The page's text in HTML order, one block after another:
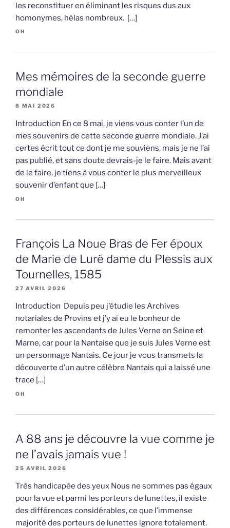
les reconstituer en éliminant les risques dus aux
homonymes, hélas nombreux. […]
OH
Mes mémoires de la seconde guerre
mondiale
8 MAI 2026
Introduction En ce 8 mai, je viens vous conter l’un de
mes souvenirs de cette seconde guerre mondiale. J’ai
certes écrit tout ce dont je me souviens, mais je ne l’ai
pas publié, et sans doute devrais-je le faire. Mais avant
de le faire, je tiens à vous conter le plus merveilleux
souvenir d’enfant que […]
OH
François La Noue Bras de Fer époux
de Marie de Luré dame du Plessis aux
Tournelles, 1585
27 AVRIL 2026
Introduction Depuis peu j’étudie les Archives
notariales de Provins et j’y ai eu le bonheur de
remonter les ascendants de Jules Verne en Seine et
Marne, car pour la Nantaise que je suis Jules Verne est
un personnage Nantais. Ce jour je vous transmets la
découverte d’un autre célèbre Nantais qui a laissé une
trace […]
OH
A 88 ans je découvre la vue comme je
ne l’avais jamais vue !
25 AVRIL 2026
Très handicapée des yeux Nous ne sommes pas égaux
pour la vue et parmi les porteurs de lunettes, il existe
des différences considérables, ce que l’immense
majorité des porteurs de lunettes ignore totalement.